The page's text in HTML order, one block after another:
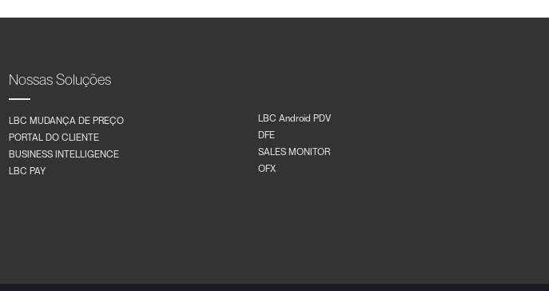
Nossas Soluções
LBC MUDANÇA DE PREÇO
PORTAL DO CLIENTE
BUSINESS INTELLIGENCE
LBC PAY
LBC Android PDV
DFE
SALES MONITOR
OFX